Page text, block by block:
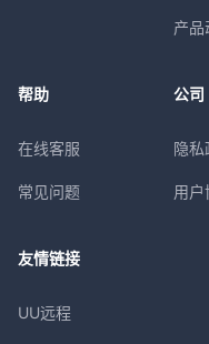
产品
帮助
在线客服
常见问题
公司
隐私
用户
友情链接
UU远程